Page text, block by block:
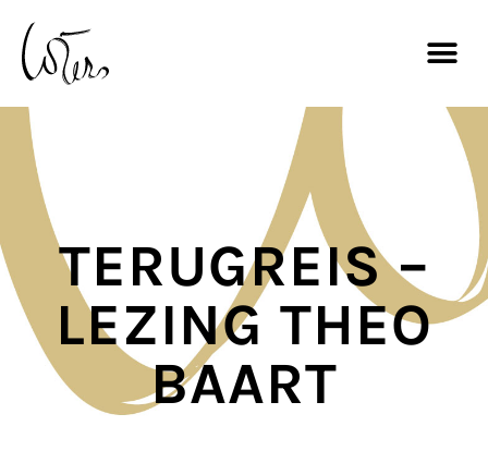
TERUGREIS –
LEZING THEO
BAART